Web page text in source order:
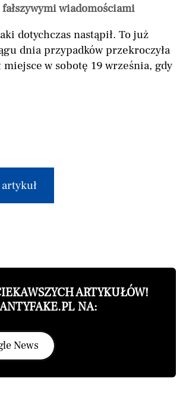
wiadomościami
dotychczas nastąpił. To już
dnia przypadków przekroczyła
w sobotę 19 września, gdy
ARTYKUŁÓW!
NA:
News